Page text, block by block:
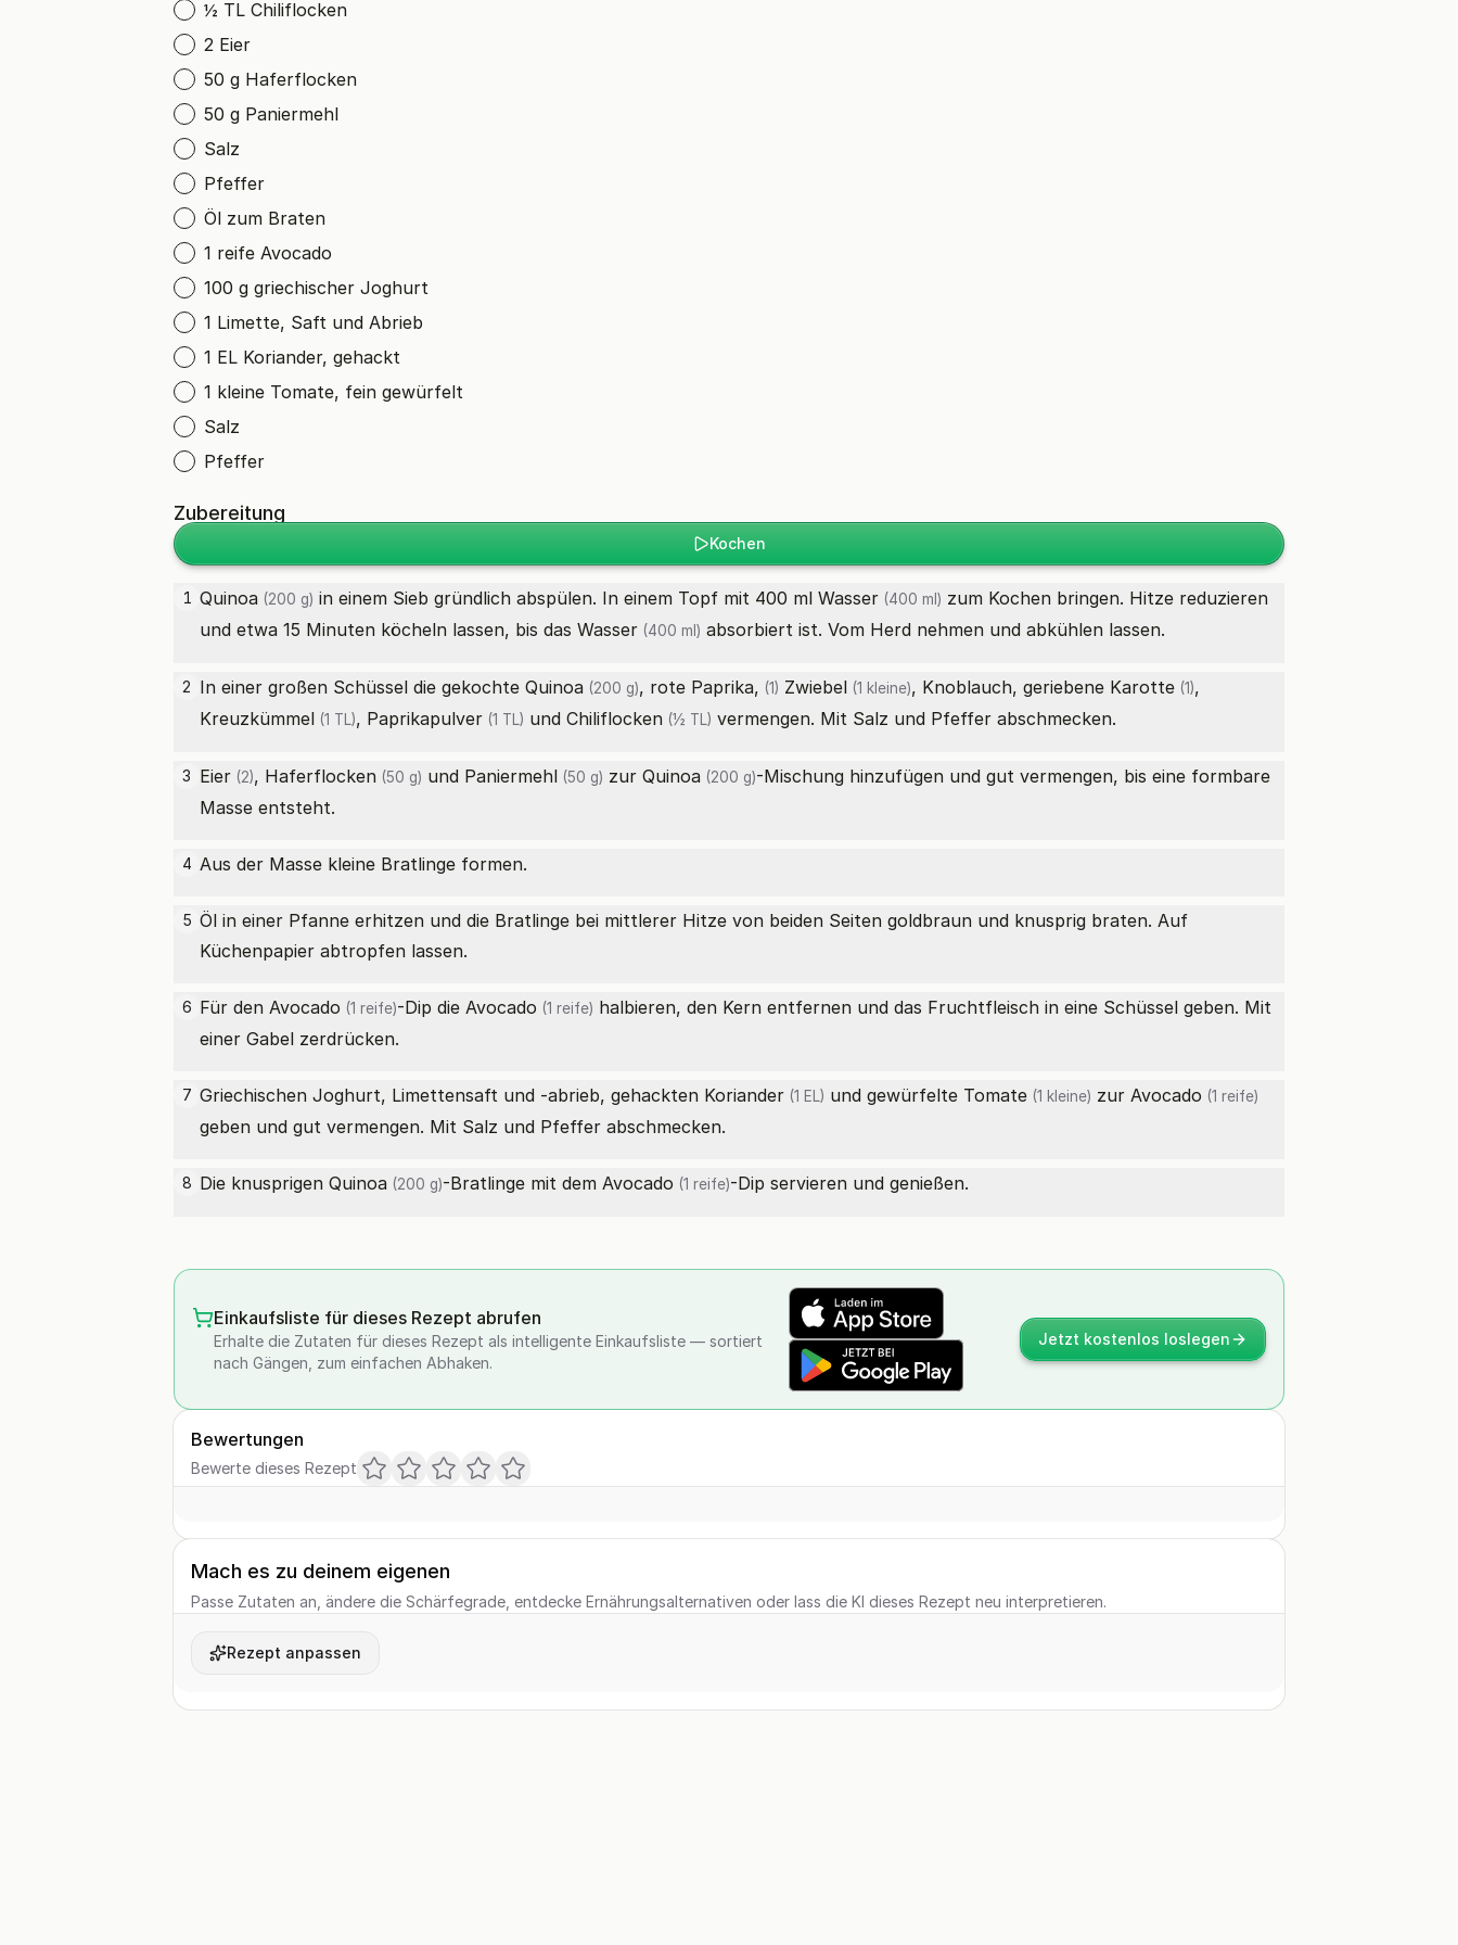
½ TL Chiliflocken
2 Eier
50 g Haferflocken
50 g Paniermehl
Salz
Pfeffer
Öl zum Braten
1 reife Avocado
100 g griechischer Joghurt
1 Limette, Saft und Abrieb
1 EL Koriander, gehackt
1 kleine Tomate, fein gewürfelt
Salz
Pfeffer
Zubereitung
Kochen
1 Quinoa (200 g) in einem Sieb gründlich abspülen. In einem Topf mit 400 ml Wasser (400 ml) zum Kochen bringen. Hitze reduzieren
und etwa 15 Minuten köcheln lassen, bis das Wasser (400 ml) absorbiert ist. Vom Herd nehmen und abkühlen lassen.
2 In einer großen Schüssel die gekochte Quinoa (200 g), rote Paprika, (1) Zwiebel (1 kleine), Knoblauch, geriebene Karotte (1),
Kreuzkümmel (1 TL), Paprikapulver (1 TL) und Chiliflocken (½ TL) vermengen. Mit Salz und Pfeffer abschmecken.
3 Eier (2), Haferflocken (50 g) und Paniermehl (50 g) zur Quinoa (200 g)-Mischung hinzufügen und gut vermengen, bis eine formbare
Masse entsteht.
4 Aus der Masse kleine Bratlinge formen.
5 Öl in einer Pfanne erhitzen und die Bratlinge bei mittlerer Hitze von beiden Seiten goldbraun und knusprig braten. Auf
Küchenpapier abtropfen lassen.
6 Für den Avocado (1 reife)-Dip die Avocado (1 reife) halbieren, den Kern entfernen und das Fruchtfleisch in eine Schüssel geben. Mit
einer Gabel zerdrücken.
7 Griechischen Joghurt, Limettensaft und -abrieb, gehackten Koriander (1 EL) und gewürfelte Tomate (1 kleine) zur Avocado (1 reife)
geben und gut vermengen. Mit Salz und Pfeffer abschmecken.
8 Die knusprigen Quinoa (200 g)-Bratlinge mit dem Avocado (1 reife)-Dip servieren und genießen.
Einkaufsliste für dieses Rezept abrufen
Erhalte die Zutaten für dieses Rezept als intelligente Einkaufsliste — sortiert
nach Gängen, zum einfachen Abhaken.
Jetzt kostenlos loslegen
Bewertungen
Bewerte dieses Rezept
Mach es zu deinem eigenen
Passe Zutaten an, ändere die Schärfegrade, entdecke Ernährungsalternativen oder lass die KI dieses Rezept neu interpretieren.
Rezept anpassen